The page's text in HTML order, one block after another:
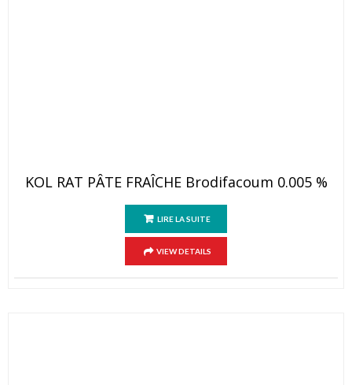
KOL RAT PÂTE FRAÎCHE Brodifacoum 0.005 %
LIRE LA SUITE
VIEW DETAILS